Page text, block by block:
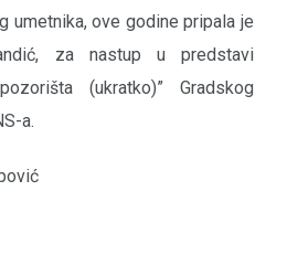
umetnika, ove godine pripala je
za nastup u predstavi
(ukratko)” Gradskog
a.